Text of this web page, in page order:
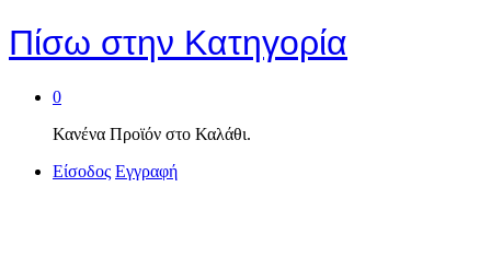
Πίσω στην Κατηγορία
0
Κανένα Προϊόν στο Καλάθι.
Είσοδος Εγγραφή